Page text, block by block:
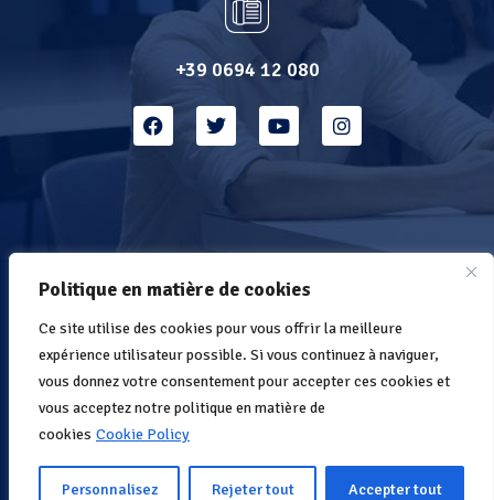
Politique en matière de cookies
Ce site utilise des cookies pour vous offrir la meilleure
expérience utilisateur possible. Si vous continuez à naviguer,
vous donnez votre consentement pour accepter ces cookies et
vous acceptez notre politique en matière de
cookies Cookie Policy
Personnalisez Rejeter tout Accepter tout
+39 0694 12 080
Rejoignez la
communauté NetOne
Inscrivez-vous pour recevoir des nouvelles
S'abonner